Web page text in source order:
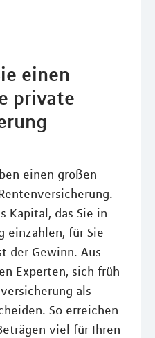
einen
private
einen großen
Kapital, das Sie in
einzahlen, für Sie
der Gewinn. Aus
Experten, sich früh
als
So erreichen
viel für Ihren